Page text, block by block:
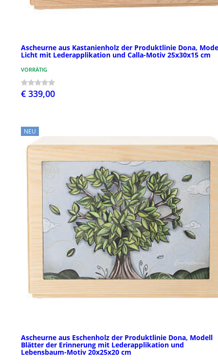
Ascheurne aus Kastanienholz der Produktlinie Dona,
Licht mit Lederapplikation und Calla-Motiv 25x30x15 cm
VORRÄTIG
€ 339,00
NEU
Ascheurne aus Eschenholz der Produktlinie Dona, Modell
Blätter der Erinnerung mit Lederapplikation und
Lebensbaum-Motiv 20x25x20 cm